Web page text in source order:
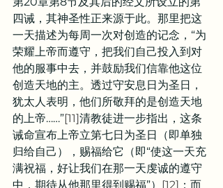
四诫，其神圣性正来源于此。那里把这
一天描述为每周一次对创造的记念，“为
荣耀上帝而遵守，把我们自己投入到对
他的服事中去，并鼓励我们信靠他这位
创造天地的主。透过守安息日为圣日，
犹太人表明，他们所敬拜的是创造天地
的上帝……”[11]清教徒进一步指出，这条
诫命宣布上帝立第七日为圣日（即单独
归给自己），赐福给它（即“使这一天充
满祝福，好让我们在那一天虔诚的遵守
中，期待从他那里得到赐福”） [12] ；而